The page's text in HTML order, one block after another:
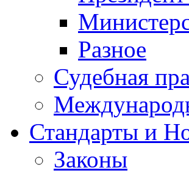
Разное
Судебная
Стандарты и
Законы